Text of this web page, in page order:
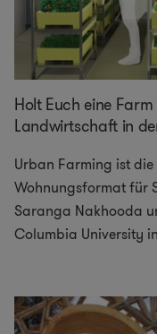
Holt Euch eine
Landwirtschaft in
Urban Farming ist
Wohnungsformat für
Saranga Nakhooda
Columbia University